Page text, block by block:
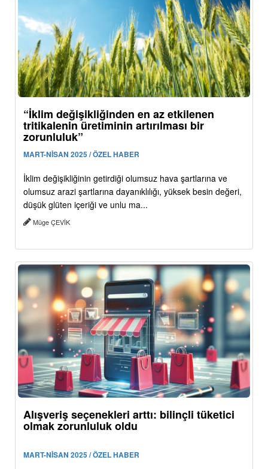
“İklim değişikliğinden en az etkilenen
tritikalenin üretiminin artırılması bir
zorunluluk”
MART-NİSAN 2025 / ÖZEL HABER
İklim değişikliğinin getirdiği olumsuz hava şartlarına ve
olumsuz arazi şartlarına dayanıklılığı, yüksek besin değeri,
düşük glüten içeriği ve unlu ma...
Müge ÇEVİK
Alışveriş seçenekleri arttı: bilinçli tüketici
olmak zorunluluk oldu
MART-NİSAN 2025 / ÖZEL HABER